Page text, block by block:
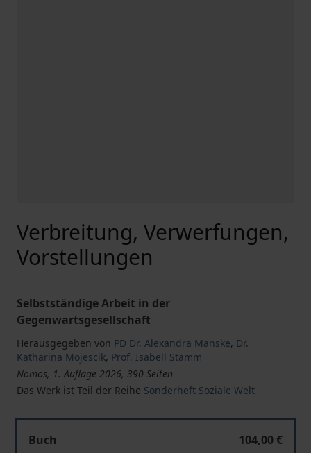
Verbreitung, Verwerfungen,
Vorstellungen
Selbstständige Arbeit in der
Gegenwartsgesellschaft
Herausgegeben von PD Dr. Alexandra Manske, Dr.
Katharina Mojescik, Prof. Isabell Stamm
Nomos, 1. Auflage 2026, 390 Seiten
Das Werk ist Teil der Reihe Sonderheft Soziale Welt
Buch
104,00 €